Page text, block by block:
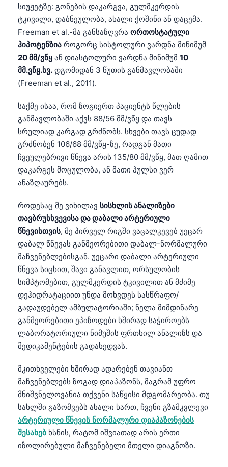
სიუჟეტზე: გონების დაკარგვა, გულმკერდის
ტკივილი, დაბნეულობა, ახალი ქოშინი ან დაცემა.
Freeman et al.-მა განსაზღვრა ორთოსტატული
ჰიპოტენზია როგორც სისტოლური ვარდნა მინიმუმ
20 მმ/ვწყ ან დიასტოლური ვარდნა მინიმუმ 10
მმ.ვწყ.სვ. დგომიდან 3 წუთის განმავლობაში
(Freeman et al., 2011).
საქმე ისაა, რომ ზოგიერთ პაციენტს წლების
განმავლობაში აქვს 88/56 მმ/ვწყ და თავს
სრულიად კარგად გრძნობს. სხვები თავს ცუდად
გრძნობენ 106/68 მმ/ვწყ-ზე, რადგან მათი
ჩვეულებრივი წნევა არის 135/80 მმ/ვწყ, მათ ღამით
დაკარგეს მოცულობა, ან მათი პულსი ვერ
ანაზღაურებს.
როდესაც მე ვიხილავ სისხლის ანალიზები
თავბრუსხვევისა და დაბალი არტერიული
წნევისთვის, მე პირველ რიგში ვაცალკევებ უეცარ
დაბალ წნევას განმეორებითი დაბალ-ნორმალური
მაჩვენებლებისგან. უეცარი დაბალი არტერიული
წნევა სიცხით, შავი განავლით, ორსულობის
სიმპტომებით, გულმკერდის ტკივილით ან მძიმე
დეჰიდრატაციით უნდა მოხვდეს სასწრაფო/
გადაუდებელ ამბულატორიაში; ნელა მიმდინარე
განმეორებითი ეპიზოდები ხშირად საჭიროებს
ლაბორატორიული ნიმუშის ფრთხილ ანალიზს და
მედიკამენტების გადახედვას.
მკითხველები ხშირად ადარებენ თავიანთ
მაჩვენებლებს ზოგად დიაპაზონს, მაგრამ უფრო
მნიშვნელოვანია თქვენი საწყისი მდგომარეობა. თუ
სახლში გაზომვებს ახალი ხართ, ჩვენი გზამკვლევი
არტერიული წნევის ნორმალური დიაპაზონების
შესახებ ხსნის, რატომ იშვიათად არის ერთი
იზოლირებული მაჩვენებელი მთელი დიაგნოზი.